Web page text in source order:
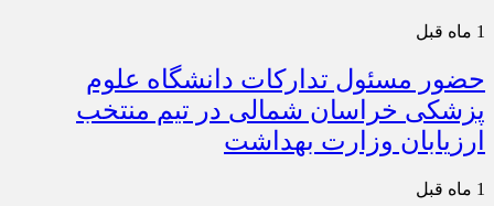
1 ماه قبل
حضور مسئول تدارکات دانشگاه علوم
پزشکی خراسان شمالی در تیم منتخب
ارزیابان وزارت بهداشت
1 ماه قبل